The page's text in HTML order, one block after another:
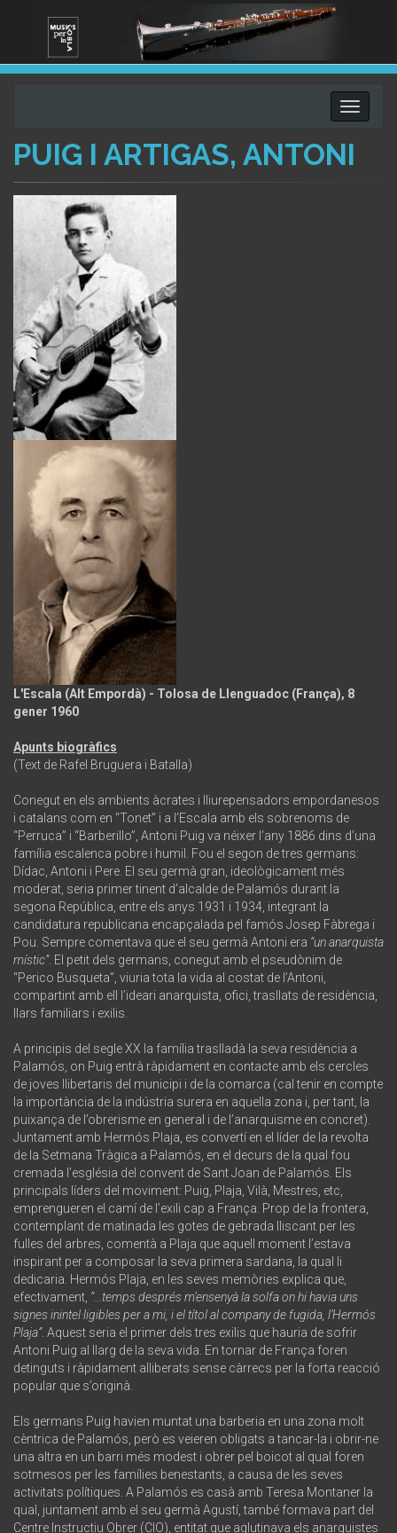
Toggle
PUIG I ARTIGAS, ANTONI
L'Escala (Alt Empordà) - Tolosa de Llenguadoc (França), 8
gener 1960
Apunts biogràfics
(Text de Rafel Bruguera i Batalla)
Conegut en els ambients àcrates i lliurepensadors empordanesos
i catalans com en “Tonet” i a l’Escala amb els sobrenoms de
“Perruca” i “Barberillo”, Antoni Puig va néixer l’any 1886 dins d’una
família escalenca pobre i humil. Fou el segon de tres germans:
Dídac, Antoni i Pere. El seu germà gran, ideològicament més
moderat, seria primer tinent d’alcalde de Palamós durant la
segona República, entre els anys 1931 i 1934, integrant la
candidatura republicana encapçalada pel famós Josep Fàbrega i
Pou. Sempre comentava que el seu germà Antoni era “un anarquista
místic”. El petit dels germans, conegut amb el pseudònim de
“Perico Busqueta”, viuria tota la vida al costat de l’Antoni,
compartint amb ell l’ideari anarquista, ofici, trasllats de residència,
llars familiars i exilis.
A principis del segle XX la família traslladà la seva residència a
Palamós, on Puig entrà ràpidament en contacte amb els cercles
de joves llibertaris del municipi i de la comarca (cal tenir en compte
la importància de la indústria surera en aquella zona i, per tant, la
puixança de l’obrerisme en general i de l’anarquisme en concret).
Juntament amb Hermós Plaja, es convertí en el líder de la revolta
de la Setmana Tràgica a Palamós, en el decurs de la qual fou
cremada l’església del convent de Sant Joan de Palamós. Els
principals líders del moviment: Puig, Plaja, Vilà, Mestres, etc,
emprengueren el camí de l’exili cap a França. Prop de la frontera,
contemplant de matinada les gotes de gebrada lliscant per les
fulles del arbres, comentà a Plaja que aquell moment l’estava
inspirant per a composar la seva primera sardana, la qual li
dedicaria. Hermós Plaja, en les seves memòries explica que,
efectivament, “...temps després m’ensenyà la solfa on hi havia uns
signes inintel·ligibles per a mi, i el títol al company de fugida, l’Hermós
Plaja”. Aquest seria el primer dels tres exilis que hauria de sofrir
Antoni Puig al llarg de la seva vida. En tornar de França foren
detinguts i ràpidament alliberats sense càrrecs per la forta reacció
popular que s’originà.
Els germans Puig havien muntat una barberia en una zona molt
cèntrica de Palamós, però es veieren obligats a tancar-la i obrir-ne
una altra en un barri més modest i obrer pel boicot al qual foren
sotmesos per les famílies benestants, a causa de les seves
activitats polítiques. A Palamós es casà amb Teresa Montaner la
qual, juntament amb el seu germà Agustí, també formava part del
Centre Instructiu Obrer (CIO), entitat que aglutinava els anarquistes